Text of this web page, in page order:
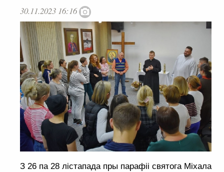
30.11.2023 16:16
З 26 па 28 лістапада пры парафіі святога Міхала